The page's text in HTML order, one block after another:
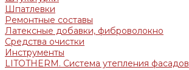
Шпатлевки
Ремонтные составы
Латексные добавки, фиброволокно
Средства очистки
Инструменты
LITOTHERM. Система утепления фасадов